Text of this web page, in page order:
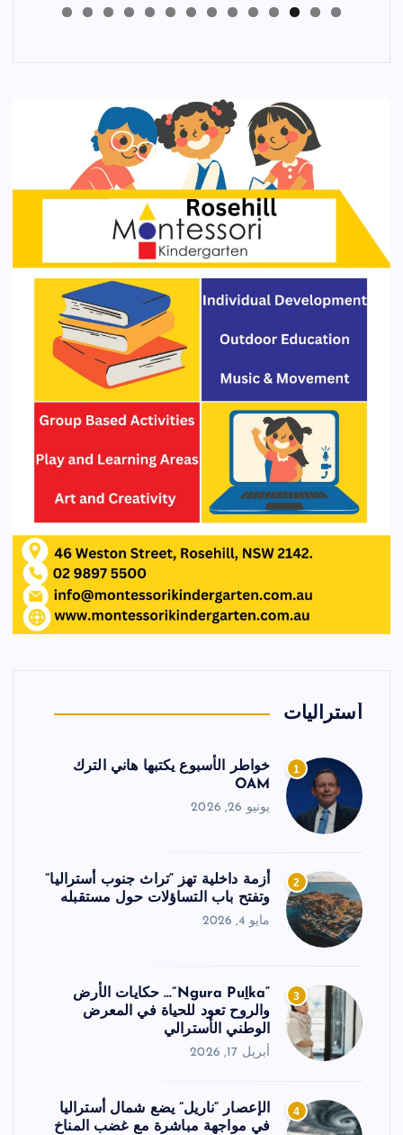
أستراليات
1
خواطر الأسبوع يكتبها هاني الترك
OAM
يونيو 26, 2026
2
أزمة داخلية تهز “تراث جنوب أستراليا”
وتفتح باب التساؤلات حول مستقبله
مايو 4, 2026
3
“Ngura Puḻka”… حكايات الأرض
والروح تعود للحياة في المعرض
الوطني الأسترالي
أبريل 17, 2026
4
الإعصار “ناريل” يضع شمال أستراليا
في مواجهة مباشرة مع غضب المناخ